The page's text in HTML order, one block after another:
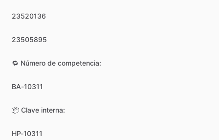
23520136
23505895
🔁 Número de competencia:
BA-10311
📦 Clave interna:
HP-10311